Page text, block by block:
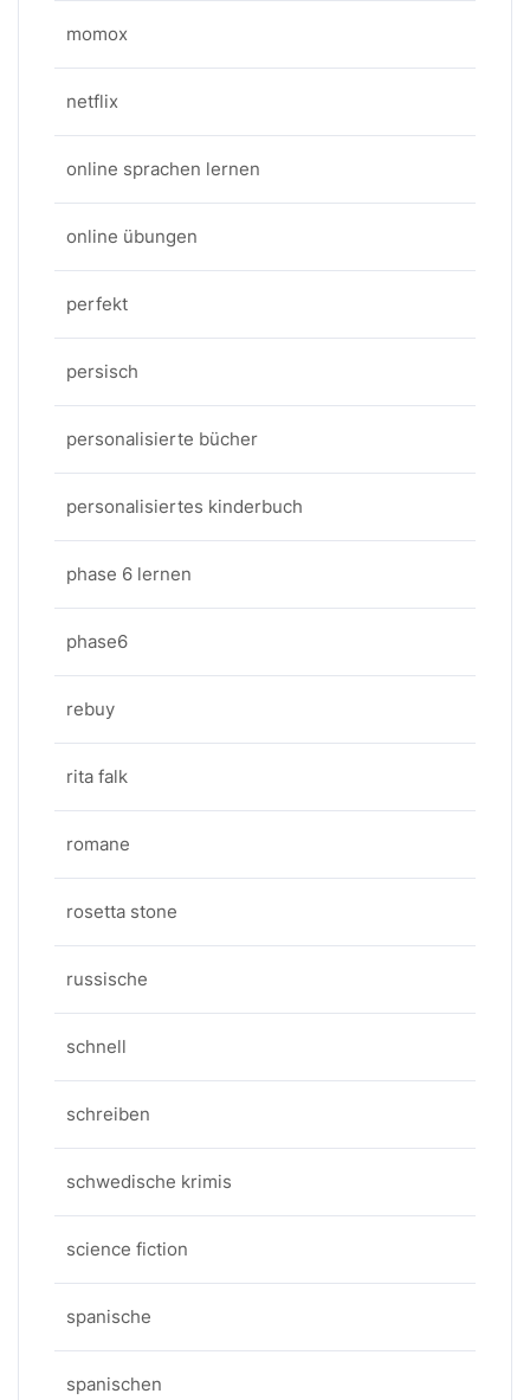
momox
netflix
online sprachen lernen
online übungen
perfekt
persisch
personalisierte bücher
personalisiertes kinderbuch
phase 6 lernen
phase6
rebuy
rita falk
romane
rosetta stone
russische
schnell
schreiben
schwedische krimis
science fiction
spanische
spanischen